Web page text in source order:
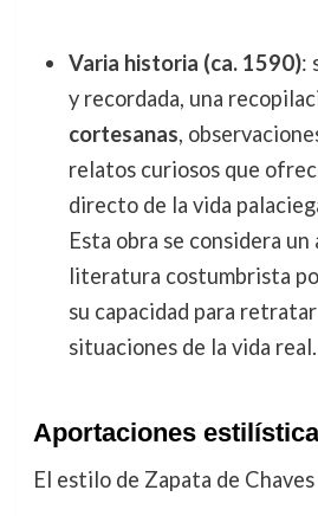
Varia historia (ca. 1590):
y recordada, una
cortesanas,
relatos curiosos que
directo de la vida
Esta obra se considera
literatura costumbrista
su capacidad para
situaciones de la vida real.
Aportaciones
El estilo de Zapata de